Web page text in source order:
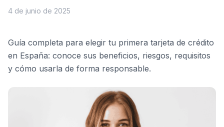
4 de junio de 2025
Guía completa para elegir tu primera tarjeta de crédito
en España: conoce sus beneficios, riesgos, requisitos
y cómo usarla de forma responsable.